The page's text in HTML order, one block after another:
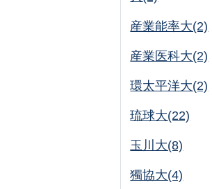
産業能率大(2)
産業医科大(2)
環太平洋大(2)
琉球大(22)
玉川大(8)
獨協大(4)